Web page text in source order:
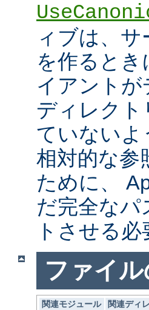
ィブは、
を作ると
イアント
ディレク
ていないよ
相対的な参
ために、
だ完全な
トさせる
ファイ
関連モジュール
関連ディ